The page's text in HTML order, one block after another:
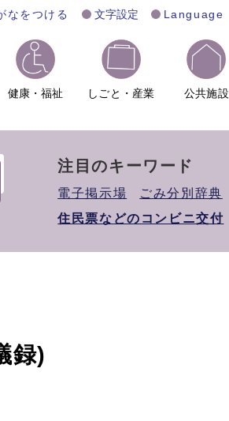
なをつける 文字設定 Language
健康・福祉 しごと・産業 公共施設
注目のキーワード
電子掲示場
ごみ分別辞典
住民票などのコンビニ交付
録)